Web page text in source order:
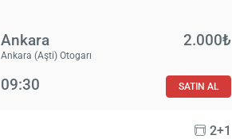
Ankara
Ankara (Aşti) Otogarı
2.000₺
09:30 SATIN AL
2+1